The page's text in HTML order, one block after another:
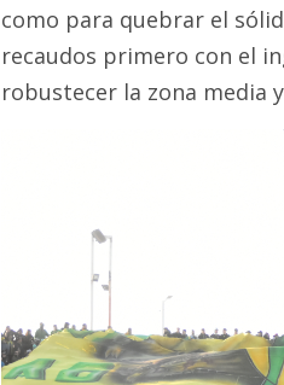
como para quebrar el
recaudos primero con el
robustecer la zona media